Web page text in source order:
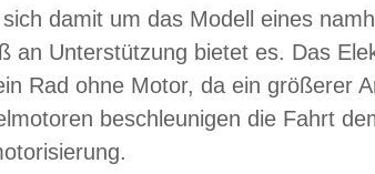
damit um das Modell eines
Unterstützung bietet es. Das
Rad ohne Motor, da ein größerer
beschleunigen die Fahrt